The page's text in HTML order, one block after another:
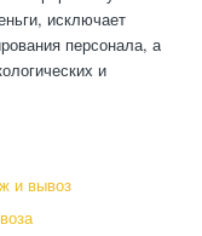
исключает
персонала, а
и
и вывоз